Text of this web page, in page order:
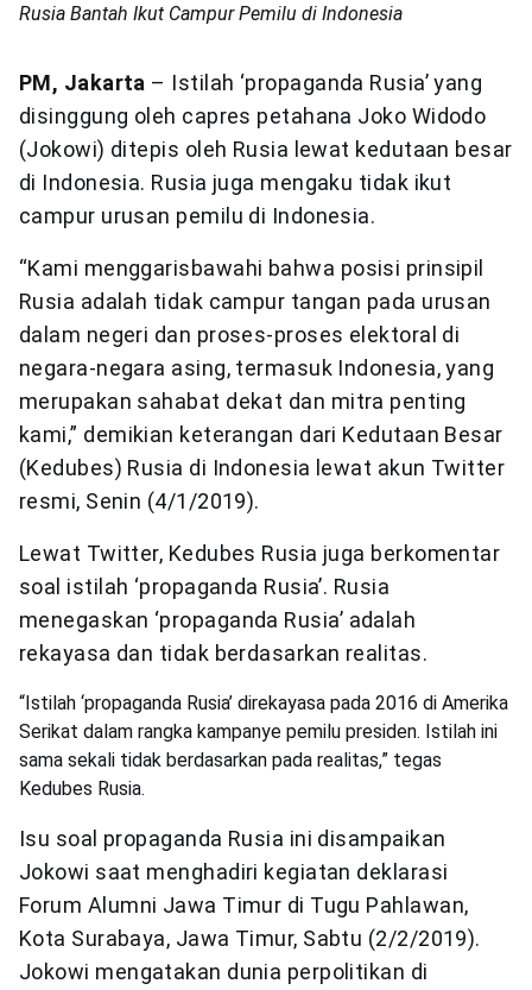
Rusia Bantah Ikut Campur Pemilu di Indonesia
PM, Jakarta – Istilah ‘propaganda Rusia’ yang
disinggung oleh capres petahana Joko Widodo
(Jokowi) ditepis oleh Rusia lewat kedutaan besar
di Indonesia. Rusia juga mengaku tidak ikut
campur urusan pemilu di Indonesia.
“Kami menggarisbawahi bahwa posisi prinsipil
Rusia adalah tidak campur tangan pada urusan
dalam negeri dan proses-proses elektoral di
negara-negara asing, termasuk Indonesia, yang
merupakan sahabat dekat dan mitra penting
kami,” demikian keterangan dari Kedutaan Besar
(Kedubes) Rusia di Indonesia lewat akun Twitter
resmi, Senin (4/1/2019).
Lewat Twitter, Kedubes Rusia juga berkomentar
soal istilah ‘propaganda Rusia’. Rusia
menegaskan ‘propaganda Rusia’ adalah
rekayasa dan tidak berdasarkan realitas.
“Istilah ‘propaganda Rusia’ direkayasa pada 2016 di Amerika
Serikat dalam rangka kampanye pemilu presiden. Istilah ini
sama sekali tidak berdasarkan pada realitas,” tegas
Kedubes Rusia.
Isu soal propaganda Rusia ini disampaikan
Jokowi saat menghadiri kegiatan deklarasi
Forum Alumni Jawa Timur di Tugu Pahlawan,
Kota Surabaya, Jawa Timur, Sabtu (2/2/2019).
Jokowi mengatakan dunia perpolitikan di